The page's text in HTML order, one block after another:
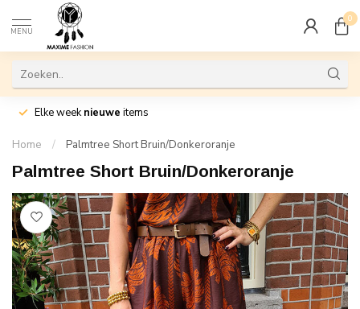
MENU
0
Elke weeknieuwe items
Home / Palmtree Short Bruin/Donkeroranje
Palmtree Short Bruin/Donkeroranje